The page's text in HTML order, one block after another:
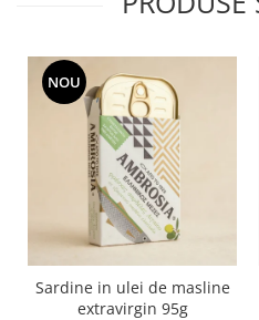
NOU
Sardine in ulei de masline
extravirgin 95g